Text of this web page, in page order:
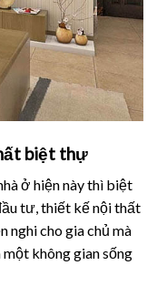
biệt thự
ở hiện này thì biệt
tư, thiết kế nội thất
nghi cho gia chủ mà
không gian sống